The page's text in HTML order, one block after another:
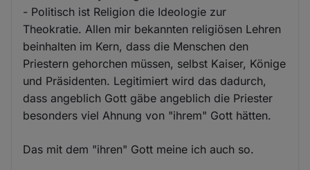
- Politisch ist Religion die Ideologie zur
Theokratie. Allen mir bekannten religiösen Lehren
beinhalten im Kern, dass die Menschen den
Priestern gehorchen müssen, selbst Kaiser, Könige
und Präsidenten. Legitimiert wird das dadurch,
dass angeblich Gott gäbe angeblich die Priester
besonders viel Ahnung von "ihrem" Gott hätten.
Das mit dem "ihren" Gott meine ich auch so.